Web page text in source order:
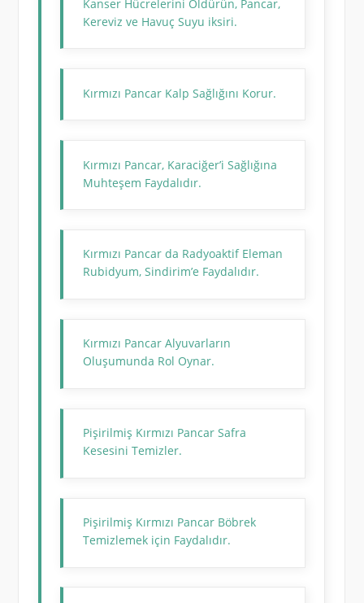
Kanser Hücrelerini Öldürün, Pancar,
Kereviz ve Havuç Suyu iksiri.
Kırmızı Pancar Kalp Sağlığını Korur.
Kırmızı Pancar, Karaciğer’i Sağlığına
Muhteşem Faydalıdır.
Kırmızı Pancar da Radyoaktif Eleman
Rubidyum, Sindirim’e Faydalıdır.
Kırmızı Pancar Alyuvarların
Oluşumunda Rol Oynar.
Pişirilmiş Kırmızı Pancar Safra
Kesesini Temizler.
Pişirilmiş Kırmızı Pancar Böbrek
Temizlemek için Faydalıdır.